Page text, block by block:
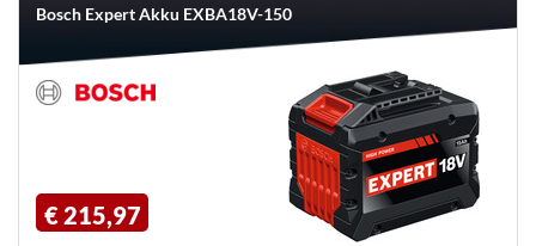
Bosch Expert Akku EXBA18V-150
€ 215,97